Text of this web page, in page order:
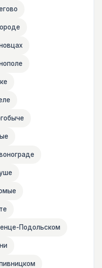
Подольском